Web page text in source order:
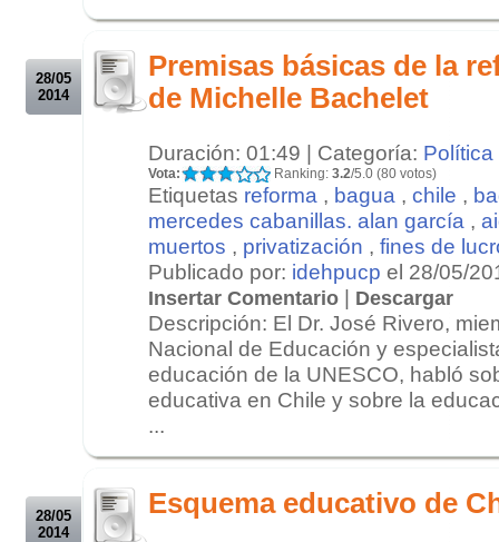
28/05
2014
Premisas básicas de la
de Michelle Bachelet
Duración: 01:49 | Categoría: Política
Vota: Ranking: 3.2/5.0 (80 votos)
Etiquetas reforma , bagua , chile ,
mercedes cabanillas. alan garcía ,
muertos , privatización , fines de
Publicado por: idehpucp el 28/05/
Insertar Comentario | Descargar
Descripción: El Dr. José Rivero,
Nacional de Educación y
educación de la UNESCO, habló
educativa en Chile y sobre la
...
28/05
2014
Esquema educativo de